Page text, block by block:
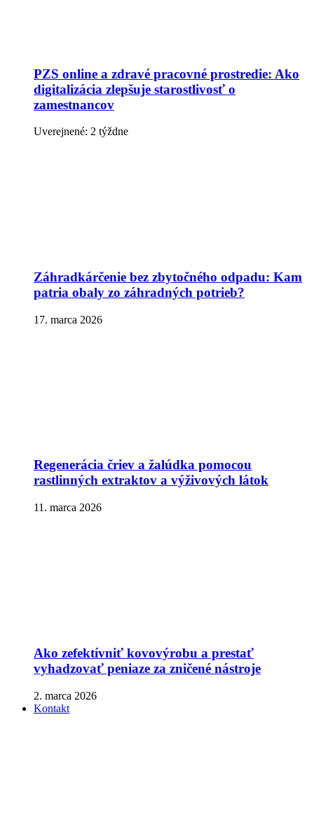
PZS online a zdravé pracovné prostredie: Ako
digitalizácia zlepšuje starostlivosť o
zamestnancov
Uverejnené: 2 týždne
Záhradkárčenie bez zbytočného odpadu: Kam
patria obaly zo záhradných potrieb?
17. marca 2026
Regenerácia čriev a žalúdka pomocou
rastlinných extraktov a výživových látok
11. marca 2026
Ako zefektívniť kovovýrobu a prestať
vyhadzovať peniaze za zničené nástroje
2. marca 2026
Kontakt